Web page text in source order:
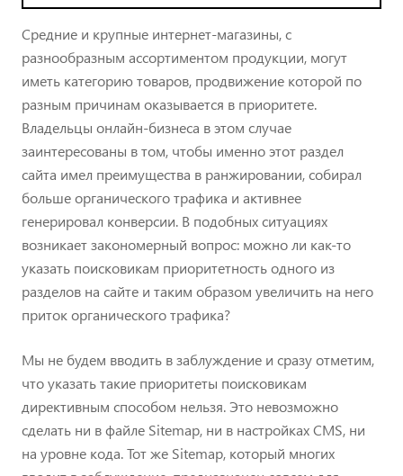
Средние и крупные интернет-магазины, с
разнообразным ассортиментом продукции, могут
иметь категорию товаров, продвижение которой по
разным причинам оказывается в приоритете.
Владельцы онлайн-бизнеса в этом случае
заинтересованы в том, чтобы именно этот раздел
сайта имел преимущества в ранжировании, собирал
больше органического трафика и активнее
генерировал конверсии. В подобных ситуациях
возникает закономерный вопрос: можно ли как-то
указать поисковикам приоритетность одного из
разделов на сайте и таким образом увеличить на него
приток органического трафика?
Мы не будем вводить в заблуждение и сразу отметим,
что указать такие приоритеты поисковикам
директивным способом нельзя. Это невозможно
сделать ни в файле Sitemap, ни в настройках CMS, ни
на уровне кода. Тот же Sitemap, который многих